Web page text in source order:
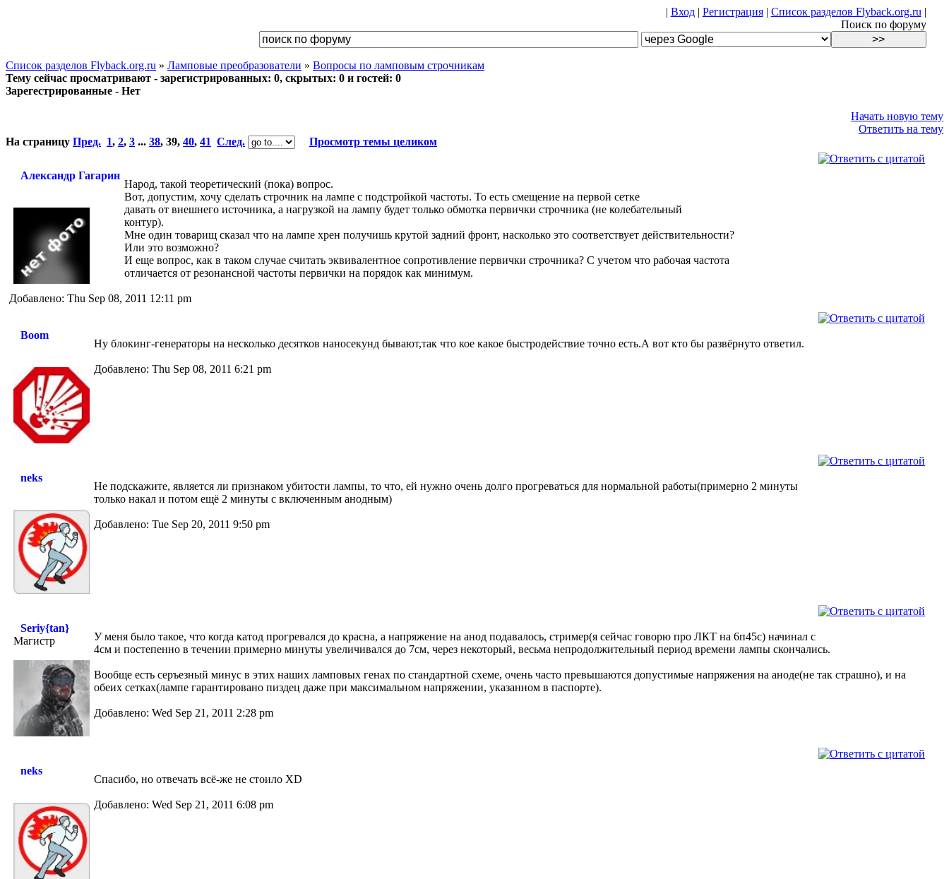
| Вход| Регистрация| Список разделов Flyback.org.ru |
Поиск по форуму
Список разделов Flyback.org.ru » Ламповые преобразователи » Вопросы по ламповым строчникам
Тему сейчас просматривают - зарегистрированных: 0, скрытых: 0 и гостей: 0
Зарегестрированные - Нет
Начать новую тему
Ответить на тему
На страницу Пред. 1, 2, 3 ... 38, 39, 40, 41 След. Просмотр темы целиком
Александр Гагарин
Народ, такой теоретический (пока) вопрос.
Вот, допустим, хочу сделать строчник на лампе с подстройкой частоты. То есть смещение на первой сетке
давать от внешнего источника, а нагрузкой на лампу будет только обмотка первички строчника (не колебательный
контур).
Мне один товарищ сказал что на лампе хрен получишь крутой задний фронт, насколько это соответствует действительности?
Или это возможно?
И еще вопрос, как в таком случае считать эквивалентное сопротивление первички строчника? С учетом что рабочая частота
отличается от резонансной частоты первички на порядок как минимум.
Добавлено: Thu Sep 08, 2011 12:11 pm
Boom
Ну блокинг-генераторы на несколько десятков наносекунд бывают,так что кое какое быстродействие точно есть.А вот кто бы развёрнуто ответил.
Добавлено: Thu Sep 08, 2011 6:21 pm
neks
Не подскажите, является ли признаком убитости лампы, то что, ей нужно очень долго прогреваться для нормальной работы(примерно 2 минуты
только накал и потом ещё 2 минуты с включенным анодным)
Добавлено: Tue Sep 20, 2011 9:50 pm
Seriy{tan}
Магистр
У меня было такое, что когда катод прогревался до красна, а напряжение на анод подавалось, стример(я сейчас говорю про ЛКТ на 6п45с) начинал с
4см и постепенно в течении примерно минуты увеличивался до 7см, через некоторый, весьма непродолжительный период времени лампы скончались.
Вообще есть серъезный минус в этих наших ламповых генах по стандартной схеме, очень часто превышаются допустимые напряжения на аноде(не так страшно), и на
обеих сетках(лампе гарантировано пиздец даже при максимальном напряжении, указанном в паспорте).
Добавлено: Wed Sep 21, 2011 2:28 pm
neks
Спасибо, но отвечать всё-же не стоило XD
Добавлено: Wed Sep 21, 2011 6:08 pm